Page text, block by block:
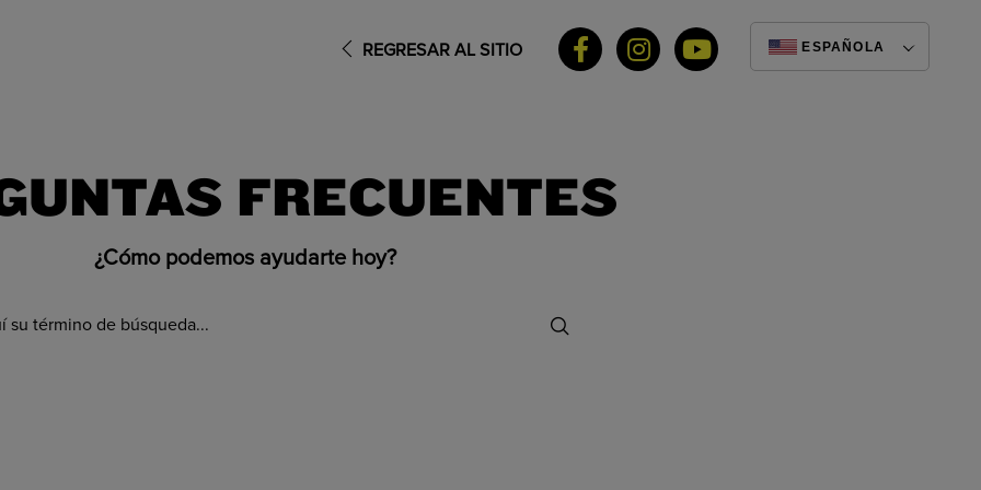
REGRESAR AL SITIO ESPAÑOLA
FRECUENTES
¿Cómo podemos ayudarte hoy?